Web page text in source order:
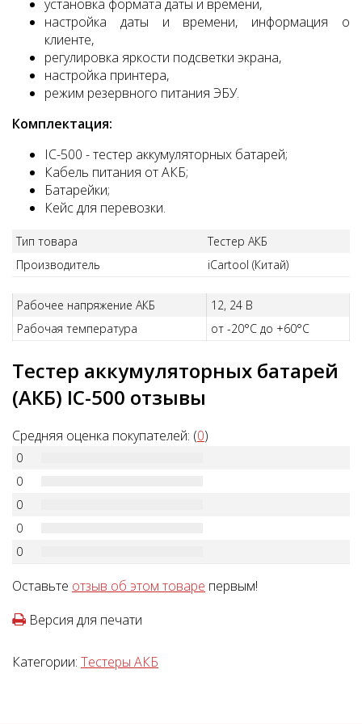
установка формата даты и времени,
настройка даты и времени, информация о
клиенте,
регулировка яркости подсветки экрана,
настройка принтера,
режим резервного питания ЭБУ.
Комплектация:
IC-500 - тестер аккумуляторных батарей;
Кабель питания от АКБ;
Батарейки;
Кейс для перевозки.
Тип товара
Тестер АКБ
Производитель
iCartool (Китай)
Рабочее напряжение АКБ
12, 24 В
Рабочая температура
от -20°C до +60°C
Тестер аккумуляторных батарей
(АКБ) IC-500 отзывы
Средняя оценка покупателей: (0)
0
0
0
0
0
Оставьте отзыв об этом товаре первым!
Версия для печати
Категории: Тестеры АКБ